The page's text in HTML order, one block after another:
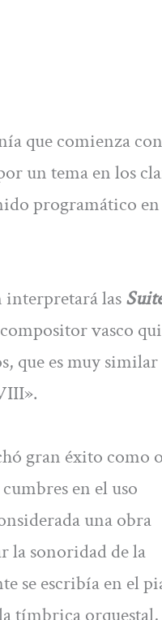
que comienza
un tema en los
programático
interpretará las
vasco
que es muy similar
gran éxito como
en el uso
una obra
la sonoridad de la
se escribía en el
tímbrica